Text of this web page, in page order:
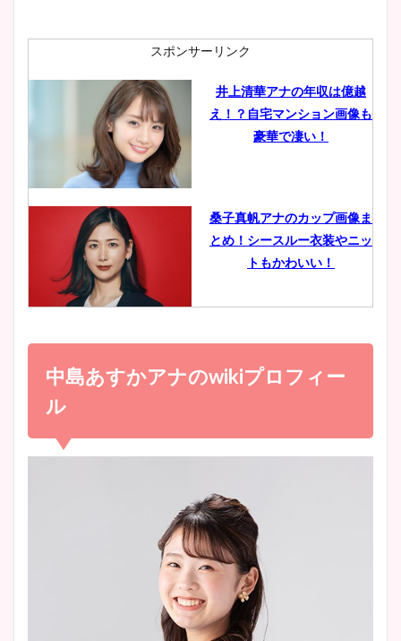
肉も凄い！
鈴木唯の太ってた時の体重が
ヤバすぎww原因や痩せたダ
豊島実季アナのカップ画像ま
とめ！美脚や水着姿に年齢も
宇賀神メグアナのニット画像
池谷実悠アナのメガネ画像が
かわいい！カップや水着姿も
スポンサーリンク
井上清華アナの年収は億越
え！？自宅マンション画像も
豪華で凄い！
桑子真帆アナのカップ画像ま
とめ！シースルー衣装やニッ
トもかわいい！
小室瑛莉子のカップ画像まと
め！足が美脚でニット衣装も
かわいい！
像！身長やカップ、同期や
wikiプロフもチェック！
大家彩香アナのかわいいカッ
プ画像まとめ！同期や実家に
中島あすかアナのwikiプロフィー
ル